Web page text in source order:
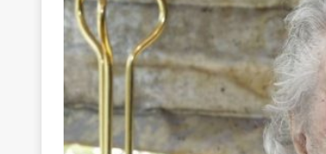
[ 22 Μαΐου 2020 ]
Μακάριος
[ 6 Αυγούστου 2026 ] Το μεγάλο
ΑΠΟΨΕΙΣ
[ 6 Αυγούστου 2026 ] 22 πρώην
ελάχιστα πρόσωπα, με λογικές